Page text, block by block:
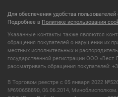
Для обеспечения удобства
Подробнее в Политике использования
Указанные контакты также являются
обращения покупателей о нарушении их
местных исполнительных и
государственной регистрации ООО
рассматривать обращения покупателей:
В Торговом реестре с 05 января 2022
№690658890, 06.06.2014, Миноблисполком.